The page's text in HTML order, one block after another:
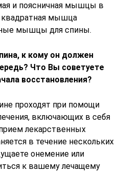
и поясничная мышцы в
квадратная мышца
мышцы для спины.
к кому он должен
Что Вы советуете
восстановления?
проходят при помощи
включающих в себя
лекарственных
в течение нескольких
онемение или
к вашему лечащему